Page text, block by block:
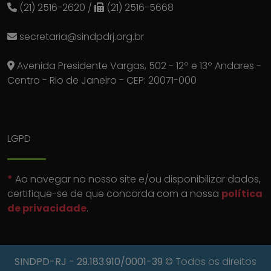
(21) 2516-2620 / (21) 2516-5668
secretaria@sindpdrj.org.br
Avenida Presidente Vargas, 502 - 12º e 13º Andares -
Centro - Rio de Janeiro - CEP: 20071-000
LGPD
* Ao navegar no nosso site e/ou disponibilizar dados,
certifique-se de que concorda com a nossa política
de privacidade.
SINDPD-RJ - 29.183.910/0001-39 © Todos os direitos